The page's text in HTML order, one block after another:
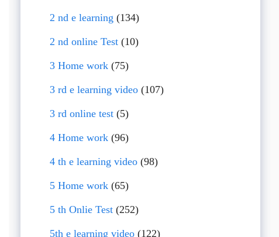
2 nd e learning (134)
2 nd online Test(10)
3 Home work(75)
3 rd e learning video(107)
3 rd online test(5)
4 Home work(96)
4 th e learning video(98)
5 Home work(65)
5 th Onlie Test(252)
5th e learning video(122)